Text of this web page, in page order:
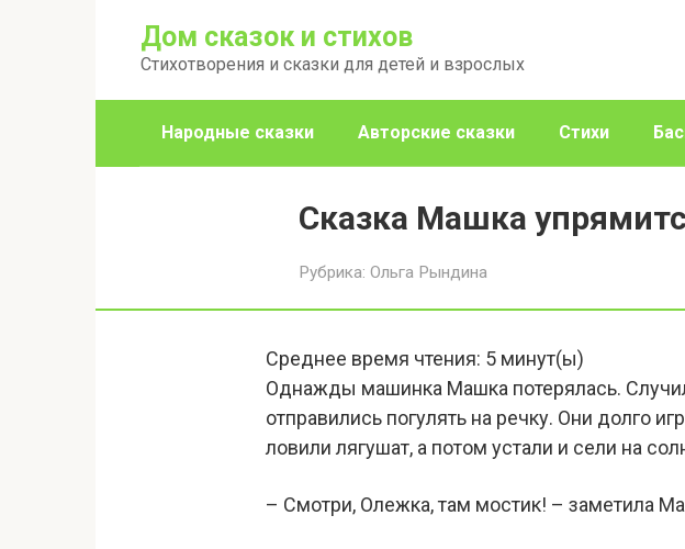
Дом сказок и стихов
Стихотворения и сказки для детей и взрослых
Народные сказки Авторские сказки Стихи
Сказка Машка
Рубрика: Ольга Рындина
Среднее время чтения: 5 минут(ы)
Однажды машинка Машка потерялась.
отправились погулять на речку. Они долго
ловили лягушат, а потом устали и сели на
– Смотри, Олежка, там мостик! – заметила